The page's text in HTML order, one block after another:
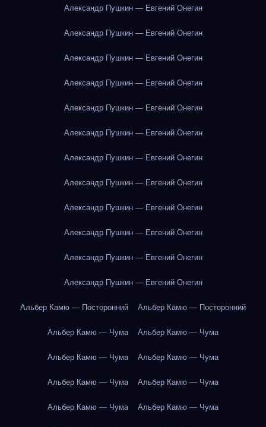
Александр Пушкин — Евгений Онегин
Александр Пушкин — Евгений Онегин
Александр Пушкин — Евгений Онегин
Александр Пушкин — Евгений Онегин
Александр Пушкин — Евгений Онегин
Александр Пушкин — Евгений Онегин
Александр Пушкин — Евгений Онегин
Александр Пушкин — Евгений Онегин
Александр Пушкин — Евгений Онегин
Александр Пушкин — Евгений Онегин
Александр Пушкин — Евгений Онегин
Александр Пушкин — Евгений Онегин
Альбер Камю — Посторонний Альбер Камю — Посторонний
Альбер Камю — Чума Альбер Камю — Чума
Альбер Камю — Чума Альбер Камю — Чума
Альбер Камю — Чума Альбер Камю — Чума
Альбер Камю — Чума Альбер Камю — Чума